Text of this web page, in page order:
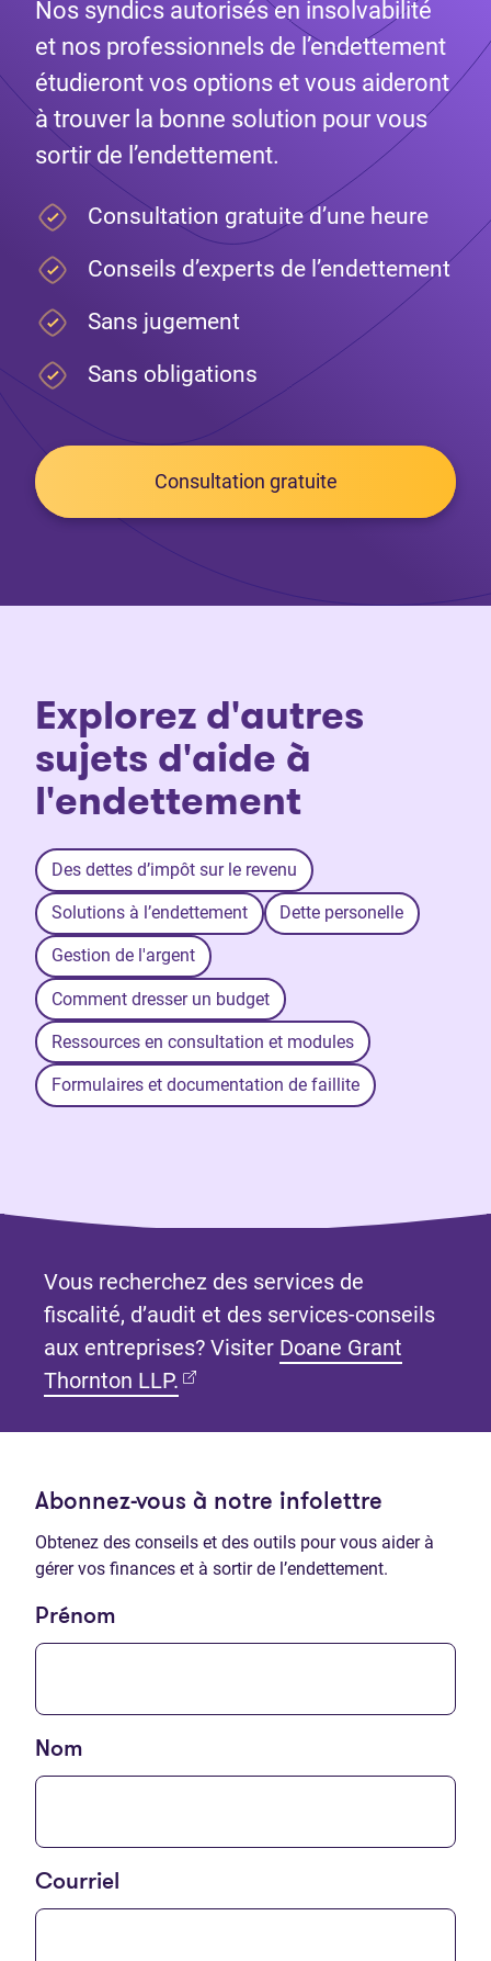
Nos syndics autorisés en insolvabilité
et nos professionnels de l’endettement
étudieront vos options et vous aideront
à trouver la bonne solution pour vous
sortir de l’endettement.
Consultation gratuite d’une heure
Conseils d’experts de l’endettement
Sans jugement
Sans obligations
Consultation gratuite
Explorez d'autres
sujets d'aide à
l'endettement
Des dettes d’impôt sur le revenu
Solutions à l’endettement Dette personelle
Gestion de l'argent
Comment dresser un budget
Ressources en consultation et modules
Formulaires et documentation de faillite
Vous recherchez des services de
fiscalité, d’audit et des services-conseils
aux entreprises? Visiter Doane Grant
Thornton LLP. (Ouvre dans un nouvel onglet)
Abonnez-vous à notre infolettre
Obtenez des conseils et des outils pour vous aider à
gérer vos finances et à sortir de l’endettement.
Prénom
Nom
Courriel